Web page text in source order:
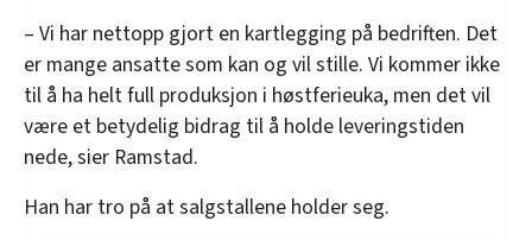
– Vi har nettopp gjort en kartlegging på bedriften. Det
er mange ansatte som kan og vil stille. Vi kommer ikke
til å ha helt full produksjon i høstferieuka, men det vil
være et betydelig bidrag til å holde leveringstiden
nede, sier Ramstad.
Han har tro på at salgstallene holder seg.